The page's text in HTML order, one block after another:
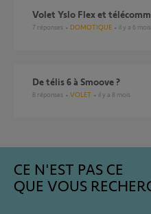
Volet Yslo Flex et
7 réponses DOMOTIQUE il y a 6 mois
De télis 6 à Smoove ?
8 réponses VOLET il y a 8 mois
CE N'EST PAS CE
QUE VOUS